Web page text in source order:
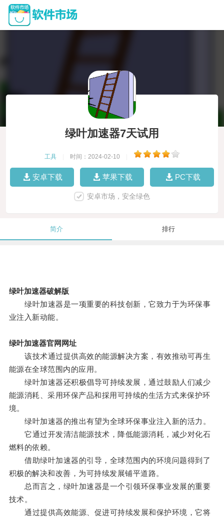
绿叶加速器7天试用
工具 时间：2024-02-10
安卓下载 苹果下载 PC下载
安卓市场，安全绿色
简介 排行
绿叶加速器破解版
绿叶加速器是一项重要的科技创新，它致力于为环保事
业注入新动能。
绿叶加速器官网网址
该技术通过提供高效的能源解决方案，有效推动可再生
能源在全球范围内的应用。
绿叶加速器还积极倡导可持续发展，通过鼓励人们减少
能源消耗、采用环保产品和採用可持续的生活方式来保护环
境。
绿叶加速器的推出有望为全球环保事业注入新的活力。
它通过开发清洁能源技术，降低能源消耗，减少对化石
燃料的依赖。
借助绿叶加速器的引导，全球范围内的环境问题得到了
积极的解决和改善，为可持续发展铺平道路。
总而言之，绿叶加速器是一个引领环保事业发展的重要
技术。
通过提供高效能源、促进可持续发展和保护环境，它将